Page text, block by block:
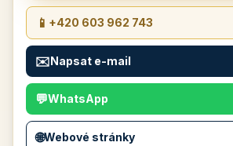
📱 +420 603 962 743
✉️Napsat e-mail
💬WhatsApp
🌐Webové stránky